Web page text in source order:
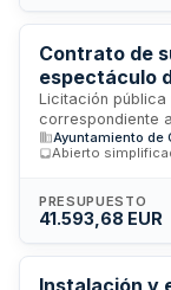
conserje y
Contrato de
espectáculo
Fiestas del
de Calvià
Licitación
correspondiente
espectáculo de
Jaume 2026. El
a prórroga de
presupuestaria.
establecidos por
Ayuntamiento de
Abierto
PRESUPUESTO
41.593,68 EUR